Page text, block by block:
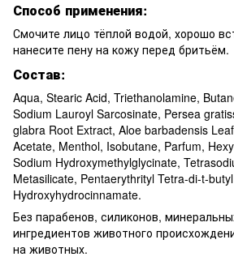
Способ применения:
Смочите лицо тёплой водой, хорошо
нанесите пену на кожу перед бритьём.
Состав:
Aqua, Stearic Acid, Triethanolamine,
Sodium Lauroyl Sarcosinate, Persea
glabra Root Extract, Aloe barbadensis
Acetate, Menthol, Isobutane, Parfum,
Sodium Hydroxymethylglycinate,
Metasilicate, Pentaerythrityl Tetra-di-t-butyl
Hydroxyhydrocinnamate.
Без парабенов, силиконов,
ингредиентов животного
на животных.